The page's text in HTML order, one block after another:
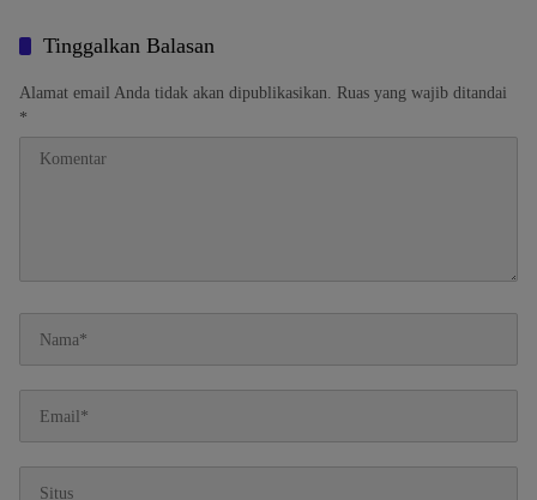
Tinggalkan Balasan
Alamat email Anda tidak akan dipublikasikan. Ruas yang wajib ditandai
*